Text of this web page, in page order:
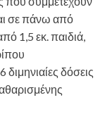
σε πάνω από
1,5 εκ. παιδιά,
δόσεις